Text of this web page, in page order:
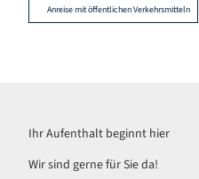
Anreise mit öffentlichen Verkehrsmitteln
Ihr Aufenthalt beginnt hier
Wir sind gerne für Sie da!